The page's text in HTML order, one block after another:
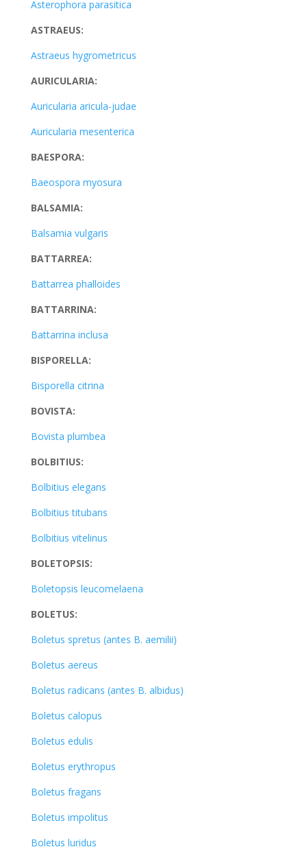
Asterophora parasitica
ASTRAEUS:
Astraeus hygrometricus
AURICULARIA:
Auricularia aricula-judae
Auricularia mesenterica
BAESPORA:
Baeospora myosura
BALSAMIA:
Balsamia vulgaris
BATTARREA:
Battarrea phalloides
BATTARRINA:
Battarrina inclusa
BISPORELLA:
Bisporella citrina
BOVISTA:
Bovista plumbea
BOLBITIUS:
Bolbitius elegans
Bolbitius titubans
Bolbitius vitelinus
BOLETOPSIS:
Boletopsis leucomelaena
BOLETUS:
Boletus spretus (antes B. aemilii)
Boletus aereus
Boletus radicans (antes B. albidus)
Boletus calopus
Boletus edulis
Boletus erythropus
Boletus fragans
Boletus impolitus
Boletus luridus